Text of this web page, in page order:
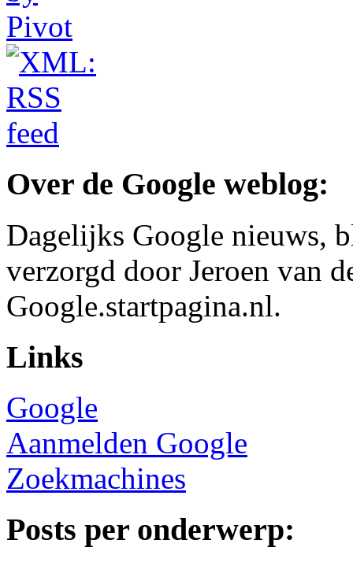
Over de Google weblog:
Dagelijks Google nieuws,
verzorgd door Jeroen van
Google.startpagina.nl.
Links
Google
Aanmelden Google
Zoekmachines
Posts per onderwerp: